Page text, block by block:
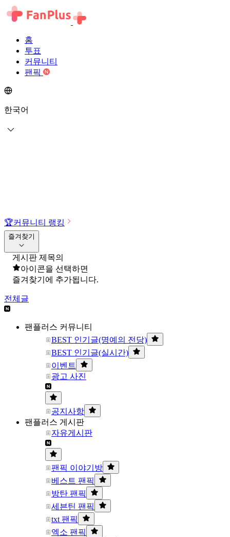
홈
투표
커뮤니티
팬픽
한국어
🏆커뮤니티 랭킹
즐겨찾기
게시판 제목의
아이콘을 선택하면
즐겨찾기에 추가됩니다.
전체글
팬플러스 커뮤니티
BEST 인기글(명예의 전당)
BEST 인기글(실시간)
이벤트
광고 사진
공지사항
팬플러스 게시판
자유게시판
팬픽 이야기방
베스트 팬픽
방탄 팬픽
세븐틴 팬픽
txt 팬픽
엑소 팬픽